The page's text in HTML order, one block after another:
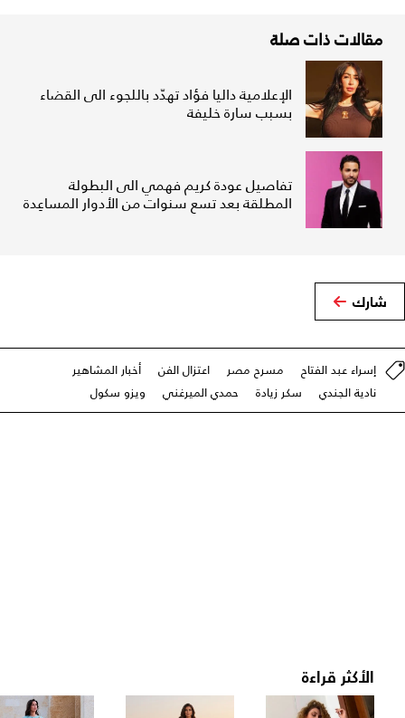
مقالات ذات صلة
الإعلامية داليا فؤاد تهدّد باللجوء الى القضاء
بسبب سارة خليفة
تفاصيل عودة كريم فهمي الى البطولة
المطلقة بعد تسع سنوات من الأدوار المساعِدة
شارك
إسراء عبد الفتاح مسرح مصر اعتزال الفن
أخبار المشاهير
نادية الجندي
سكر زيادة حمدي الميرغني ويزو سكول
الأكثر قراءة